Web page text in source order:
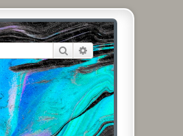
Suche Erweiterte Suche